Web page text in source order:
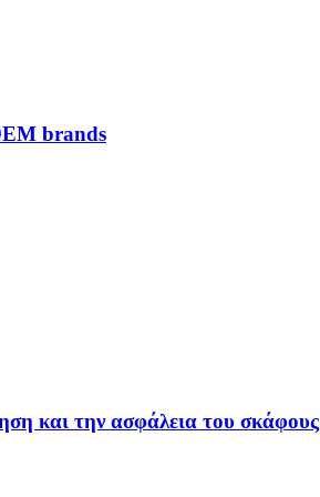
brands
και την ασφάλεια του